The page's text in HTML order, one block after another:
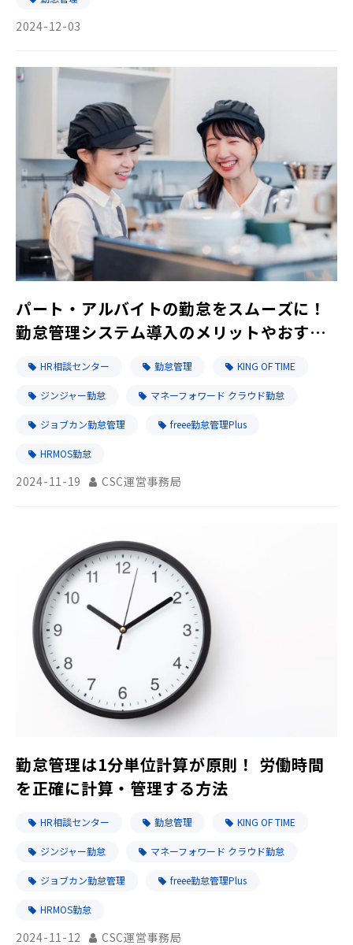
2024-12-03
パート・アルバイトの勤怠をスムーズに！
勤怠管理システム導入のメリットやおすす
HR相談センター 勤怠管理 KING OF TIME
ジンジャー勤怠 マネーフォワード クラウド勤怠
ジョブカン勤怠管理 freee勤怠管理Plus
HRMOS勤怠
2024-11-19 CSC運営事務局
勤怠管理は1分単位計算が原則！ 労働時間
を正確に計算・管理する方法
HR相談センター 勤怠管理 KING OF TIME
ジンジャー勤怠 マネーフォワード クラウド勤怠
ジョブカン勤怠管理 freee勤怠管理Plus
HRMOS勤怠
2024-11-12 CSC運営事務局